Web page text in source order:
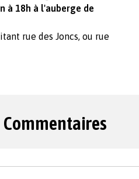
à 18h à l'auberge de
rue des Joncs, ou rue
Commentaires